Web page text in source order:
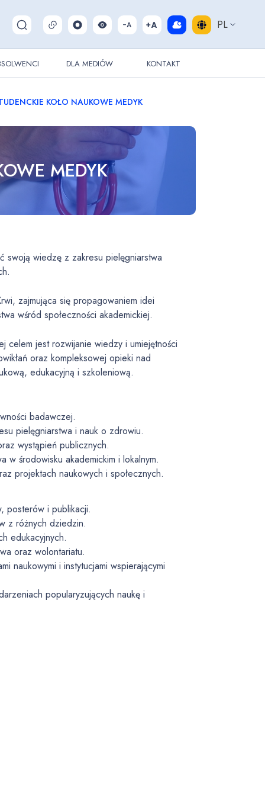
Pokaż/ukryj wyszukiwarkę PL
DLA MEDIÓW KONTAKT
KOŁO NAUKOWE MEDYK
MEDYK
swoją wiedzę z zakresu pielęgniarstwa
zajmująca się propagowaniem idei
wśród społeczności akademickiej.
celem jest rozwijanie wiedzy i umiejętności
oraz kompleksowej opieki nad
edukacyjną i szkoleniową.
badawczej.
pielęgniarstwa i nauk o zdrowiu.
wystąpień publicznych.
środowisku akademickim i lokalnym.
projektach naukowych i społecznych.
posterów i publikacji.
z różnych dziedzin.
edukacyjnych.
oraz wolontariatu.
naukowymi i instytucjami wspierającymi
popularyzujących naukę i